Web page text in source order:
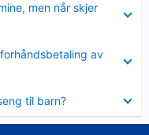
men når skjer
av
til barn?